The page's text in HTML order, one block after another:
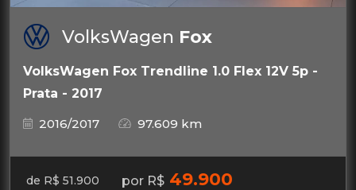
VolksWagen Fox
VolksWagen Fox Trendline 1.0 Flex 12V 5p -
Prata - 2017
2016/2017
97.609 km
de R$ 51.900 por R$ 49.900